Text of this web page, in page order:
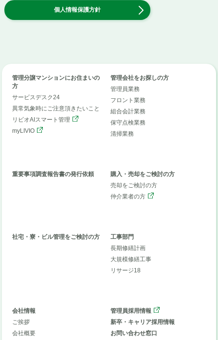
個人情報保護方針
管理分譲マンションにお住まいの
方
サービスデスク24
異常気象時にご注意頂きたいこと
リビオAIスマート管理
myLIVIO
管理会社をお探しの方
管理員業務
フロント業務
組合会計業務
保守点検業務
清掃業務
重要事項調査報告書の発行依頼
購入・売却をご検討の方
売却をご検討の方
仲介業者の方
社宅・寮・ビル管理をご検討の方
工事部門
長期修繕計画
大規模修繕工事
リサージ18
会社情報
ご挨拶
会社概要
管理員採用情報
新卒・キャリア採用情報
お問い合わせ窓口